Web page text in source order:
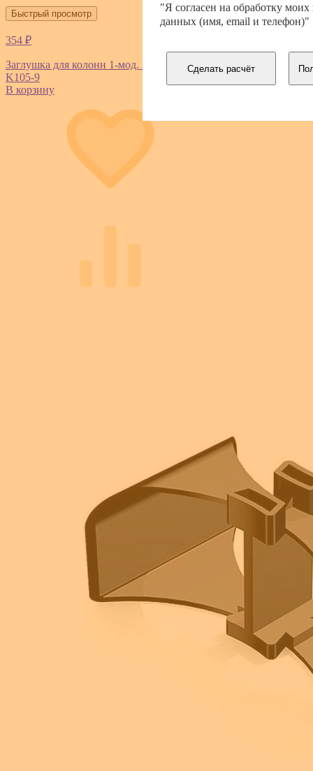
Быстрый просмотр
354 ₽
Заглушка для колонн 1-мод. 22.5х45мм Simon Connect бел.
K105-9
В корзину
"Я согласен на обработку
данных (имя, email и телефон)"
Сделать расчёт